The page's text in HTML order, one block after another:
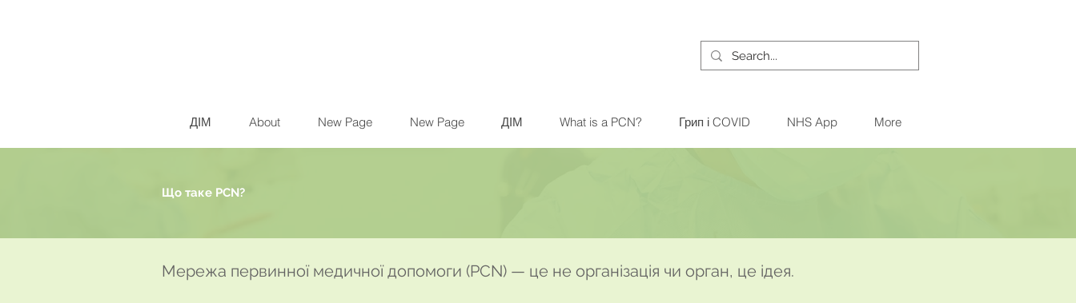
ДІМ About New Page New Page ДІМ What is a PCN? Грип і COVID NHS App More
Що таке PCN?
Мережа первинної медичної допомоги (PCN) — це не організація чи орган, це ідея.